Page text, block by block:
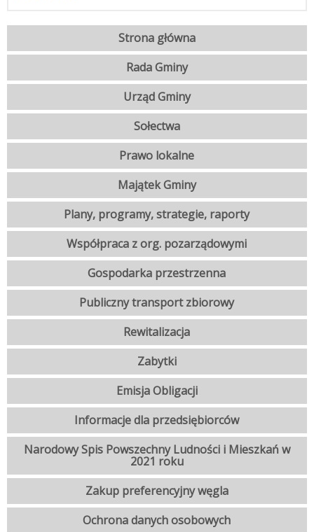
Strona główna
Rada Gminy
Urząd Gminy
Sołectwa
Prawo lokalne
Majątek Gminy
Plany, programy, strategie, raporty
Współpraca z org. pozarządowymi
Gospodarka przestrzenna
Publiczny transport zbiorowy
Rewitalizacja
Zabytki
Emisja Obligacji
Informacje dla przedsiębiorców
Narodowy Spis Powszechny Ludności i Mieszkań w
2021 roku
Zakup preferencyjny węgla
Ochrona danych osobowych